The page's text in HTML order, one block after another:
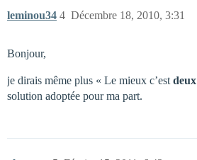
leminou34 Décembre 18, 2010, 3:31
4
Bonjour,
je dirais même plus « Le mieux c’est deux
solution adoptée pour ma part.